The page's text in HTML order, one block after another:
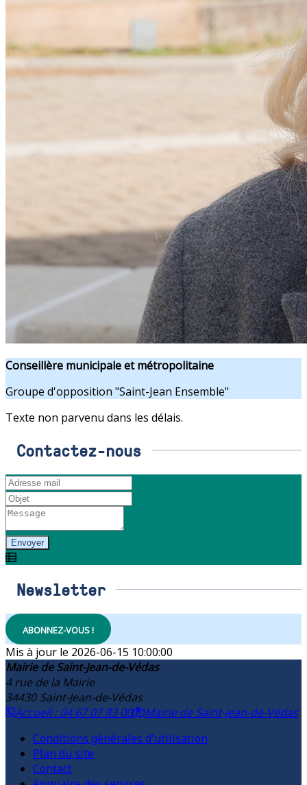
Conseillère municipale et métropolitaine
Groupe d'opposition "Saint-Jean Ensemble"
Texte non parvenu dans les délais.
Contactez-nous
Envoyer
Newsletter
ABONNEZ-VOUS !
2026-06-15 10:00:00
Mairie de Saint-Jean-de-Védas
4 rue de la Mairie
34430 Saint-Jean-de-Védas
Accueil : 04 67 07 83 00
Mairie de Saint-Jean-de-Védas
Conditions générales d'utilisation
Plan du site
Contact